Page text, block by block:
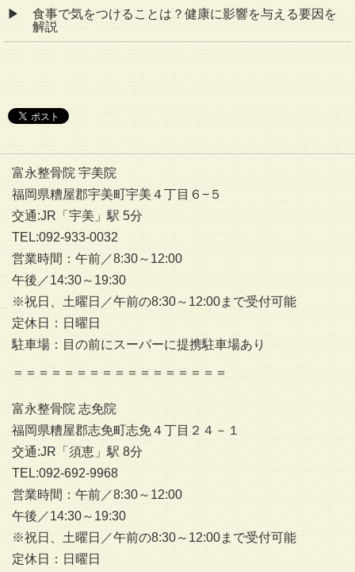
食事で気をつけることは？健康に影響を与える要因を
解説
富永整骨院 宇美院
福岡県糟屋郡宇美町宇美４丁目６−５
交通:JR「宇美」駅 5分
TEL:092-933-0032
営業時間：午前／8:30～12:00
午後／14:30～19:30
※祝日、土曜日／午前の8:30～12:00まで受付可能
定休日：日曜日
駐車場：目の前にスーパーに提携駐車場あり
＝＝＝＝＝＝＝＝＝＝＝＝＝＝＝＝＝
富永整骨院 志免院
福岡県糟屋郡志免町志免４丁目２４－１
交通:JR「須恵」駅 8分
TEL:092-692-9968
営業時間：午前／8:30～12:00
午後／14:30～19:30
※祝日、土曜日／午前の8:30～12:00まで受付可能
定休日：日曜日